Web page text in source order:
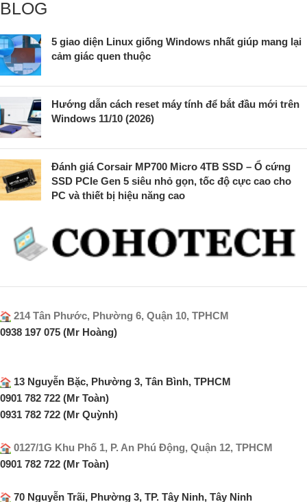
BLOG
5 giao diện Linux giống Windows nhất giúp mang lại
cảm giác quen thuộc
Hướng dẫn cách reset máy tính để bắt đầu mới trên
Windows 11/10 (2026)
Đánh giá Corsair MP700 Micro 4TB SSD – Ổ cứng
SSD PCIe Gen 5 siêu nhỏ gọn, tốc độ cực cao cho
PC và thiết bị hiệu năng cao
214 Tân Phước, Phường 6, Quận 10, TPHCM
0938 197 075 (Mr Hoàng)
13 Nguyễn Bặc, Phường 3, Tân Bình, TPHCM
0901 782 722 (Mr Toàn)
0931 782 722 (Mr Quỳnh)
0127/1G Khu Phố 1, P. An Phú Động, Quận 12, TPHCM
0901 782 722 (Mr Toàn)
70 Nguyễn Trãi, Phường 3, TP. Tây Ninh, Tây Ninh